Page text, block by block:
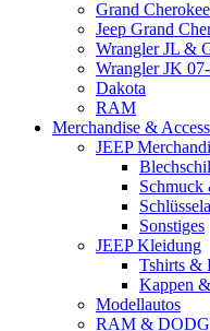
Grand
Jeep Grand
Wrangler JL &
Wrangler JK
Dakota
RAM
Merchandise &
JEEP
Schmuck
Sonstiges
JEEP Kleidung
Tshirts &
Kappen
Modellautos
RAM &